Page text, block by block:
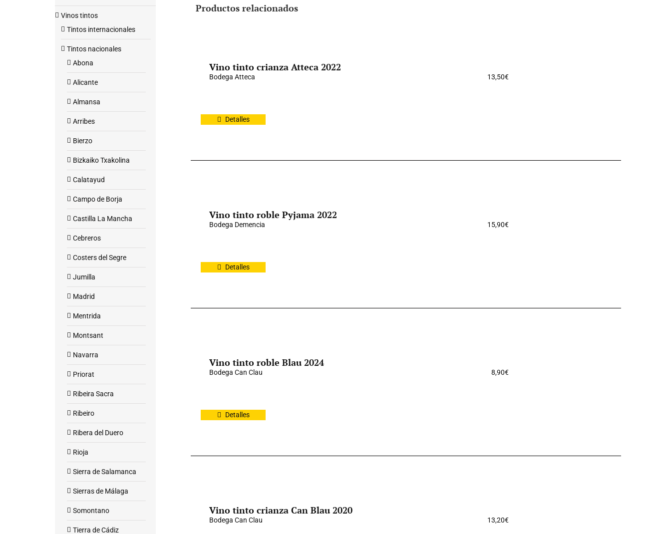
Productos relacionados
Vino tinto crianza Atteca 2022
Bodega Atteca 13,50€
Detalles
Vino tinto roble Pyjama 2022
Bodega Demencia 15,90€
Detalles
Vino tinto roble Blau 2024
Bodega Can Clau 8,90€
Detalles
Vino tinto crianza Can Blau 2020
Bodega Can Clau 13,20€
Vinos tintos
Tintos internacionales
Tintos nacionales
Abona
Alicante
Almansa
Arribes
Bierzo
Bizkaiko Txakolina
Calatayud
Campo de Borja
Castilla La Mancha
Cebreros
Costers del Segre
Jumilla
Madrid
Mentrida
Montsant
Navarra
Priorat
Ribeira Sacra
Ribeiro
Ribera del Duero
Rioja
Sierra de Salamanca
Sierras de Málaga
Somontano
Tierra de Cádiz